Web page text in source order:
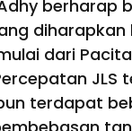
berharap
diharapkan
dari
JLS
terdapat